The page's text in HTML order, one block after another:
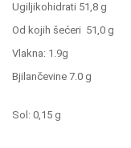
Ugiljikohidrati 51,8 g
Od kojih šećeri 51,0 g
Vlakna: 1.9g
Sol: 0,15 g